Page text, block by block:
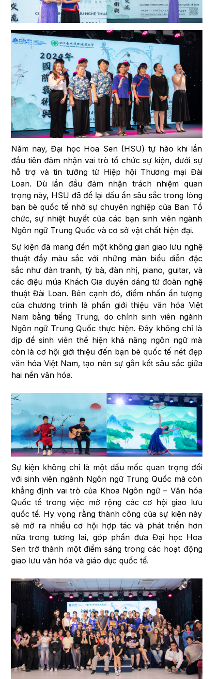
Năm nay, Đại học Hoa Sen (HSU) tự hào khi lần
đầu tiên đảm nhận vai trò tổ chức sự kiện, dưới sự
hỗ trợ và tin tưởng từ Hiệp hội Thương mại Đài
Loan. Dù lần đầu đảm nhận trách nhiệm quan
trọng này, HSU đã để lại dấu ấn sâu sắc trong lòng
bạn bè quốc tế nhờ sự chuyên nghiệp của Ban Tổ
chức, sự nhiệt huyết của các bạn sinh viên ngành
Ngôn ngữ Trung Quốc và cơ sở vật chất hiện đại.
Sự kiện đã mang đến một không gian giao lưu nghệ
thuật đầy màu sắc với những màn biểu diễn đặc
sắc như đàn tranh, tỳ bà, đàn nhị, piano, guitar, và
các điệu múa Khách Gia duyên dáng từ đoàn nghệ
thuật Đài Loan. Bên cạnh đó, điểm nhấn ấn tượng
của chương trình là phần giới thiệu văn hóa Việt
Nam bằng tiếng Trung, do chính sinh viên ngành
Ngôn ngữ Trung Quốc thực hiện. Đây không chỉ là
dịp để sinh viên thể hiện khả năng ngôn ngữ mà
còn là cơ hội giới thiệu đến bạn bè quốc tế nét đẹp
văn hóa Việt Nam, tạo nên sự gắn kết sâu sắc giữa
hai nền văn hóa.
Sự kiện không chỉ là một dấu mốc quan trọng đối
với sinh viên ngành Ngôn ngữ Trung Quốc mà còn
khẳng định vai trò của Khoa Ngôn ngữ – Văn hóa
Quốc tế trong việc mở rộng các cơ hội giao lưu
quốc tế. Hy vọng rằng thành công của sự kiện này
sẽ mở ra nhiều cơ hội hợp tác và phát triển hơn
nữa trong tương lai, góp phần đưa Đại học Hoa
Sen trở thành một điểm sáng trong các hoạt động
giao lưu văn hóa và giáo dục quốc tế.